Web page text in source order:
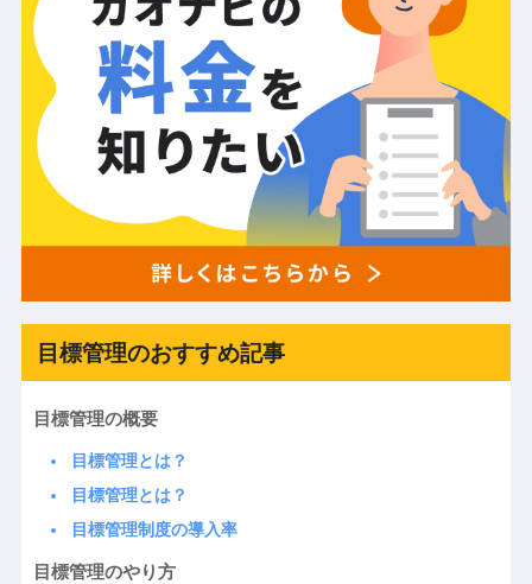
目標管理のおすすめ記事
目標管理の概要
目標管理とは？
目標管理とは？
目標管理制度の導入率
目標管理のやり方